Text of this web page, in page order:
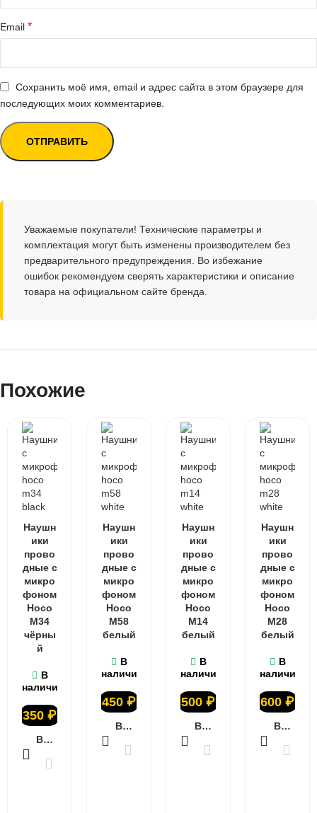
Email *
Сохранить моё имя, email и адрес сайта в этом браузере для
последующих моих комментариев.
Уважаемые покупатели! Технические параметры и
комплектация могут быть изменены производителем без
предварительного предупреждения. Во избежание
ошибок рекомендуем сверять характеристики и описание
товара на официальном сайте бренда.
Похожие
Наушн
ики
прово
дные с
микро
фоном
Hoco
M34
чёрны
й
В
наличии
350 ₽
В КОРЗИНУ
Наушн
ики
прово
дные с
микро
фоном
Hoco
M58
белый
В
наличии
450 ₽
В КОРЗИНУ
Наушн
ики
прово
дные с
микро
фоном
Hoco
M14
белый
В
наличии
500 ₽
В КОРЗИНУ
Наушн
ики
прово
дные с
микро
фоном
Hoco
M28
белый
В
наличии
600 ₽
В КОРЗИНУ